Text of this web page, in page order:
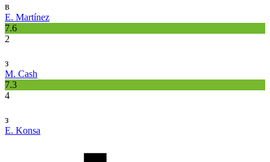
в
E. Martínez
7.6
2
з
M. Cash
7.3
4
з
E. Konsa